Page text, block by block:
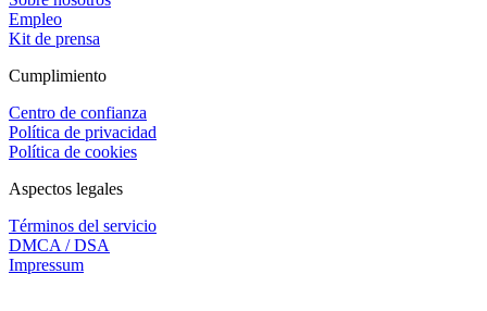
Empleo
Kit de prensa
Cumplimiento
Centro de confianza
Política de privacidad
Política de cookies
Aspectos legales
Términos del servicio
DMCA / DSA
Impressum